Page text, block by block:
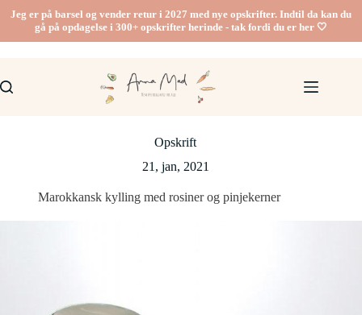
indhold
Jeg er på barsel og vender retur i 2027 med nye opskrifter. Indtil da kan du
gå på opdagelse i 300+ opskrifter herinde - tak fordi du er her 🤍
Opskrift
21, jan, 2021
Marokkansk kylling med rosiner og pinjekerner